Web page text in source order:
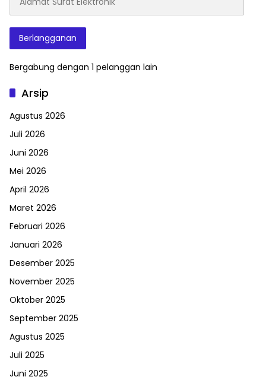
Surat
Elektronik
Berlangganan
Bergabung dengan 1 pelanggan lain
Arsip
Agustus 2026
Juli 2026
Juni 2026
Mei 2026
April 2026
Maret 2026
Februari 2026
Januari 2026
Desember 2025
November 2025
Oktober 2025
September 2025
Agustus 2025
Juli 2025
Juni 2025